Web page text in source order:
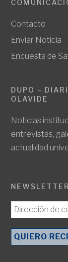
Contacto
Enviar Noticia
Encuesta de
DUPO –
OLAVIDE
Noticias
entrevistas,
actualidad
NEWSLETTER